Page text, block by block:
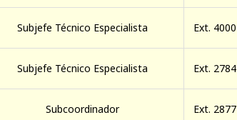
Subjefe Técnico Especialista Ext. 4000
Subjefe Técnico Especialista Ext. 2784
Subcoordinador Ext. 2877